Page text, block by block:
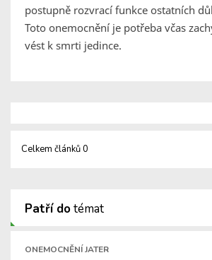
postupně rozvrací funkce ostatních
Toto onemocnění je potřeba včas
vést k smrti jedince.
Celkem článků 0
Patří dotémat
ONEMOCNĚNÍ JATER